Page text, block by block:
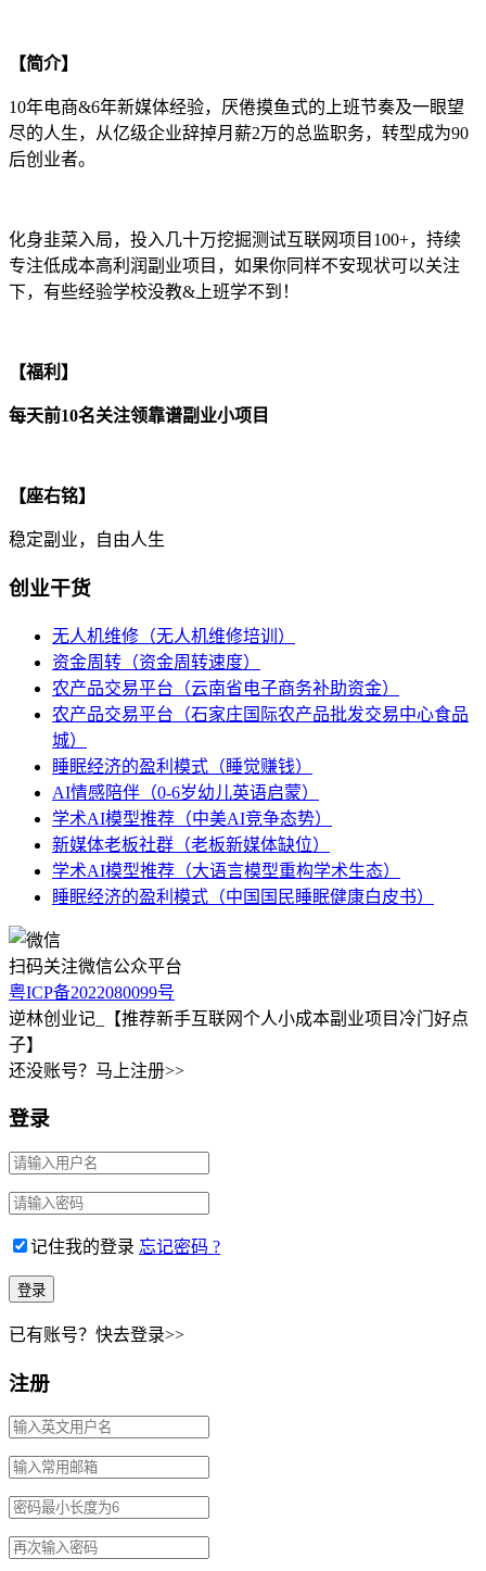
【简介】
10年电商&6年新媒体经验，厌倦摸鱼式的上班节奏及一眼望
尽的人生，从亿级企业辞掉月薪2万的总监职务，转型成为90
后创业者。
化身韭菜入局，投入几十万挖掘测试互联网项目100+，持续
专注低成本高利润副业项目，如果你同样不安现状可以关注
下，有些经验学校没教&上班学不到！
【福利】
每天前10名关注领靠谱副业小项目
【座右铭】
稳定副业，自由人生
创业干货
无人机维修（无人机维修培训）
资金周转（资金周转速度）
农产品交易平台（云南省电子商务补助资金）
农产品交易平台（石家庄国际农产品批发交易中心食品
城）
睡眠经济的盈利模式（睡觉赚钱）
AI情感陪伴（0-6岁幼儿英语启蒙）
学术AI模型推荐（中美AI竞争态势）
新媒体老板社群（老板新媒体缺位）
学术AI模型推荐（大语言模型重构学术生态）
睡眠经济的盈利模式（中国国民睡眠健康白皮书）
扫码关注微信公众平台
粤ICP备2022080099号
逆林创业记_【推荐新手互联网个人小成本副业项目冷门好点
子】
还没账号？马上注册>>
登录
记住我的登录 忘记密码 ?
已有账号？快去登录>>
注册